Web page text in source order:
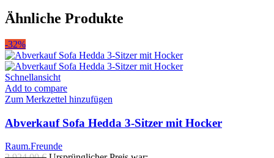
Ähnliche Produkte
-32%
Schnellansicht
Add to compare
Zum Merkzettel hinzufügen
Abverkauf Sofa Hedda 3-Sitzer mit Hocker
Raum.Freunde